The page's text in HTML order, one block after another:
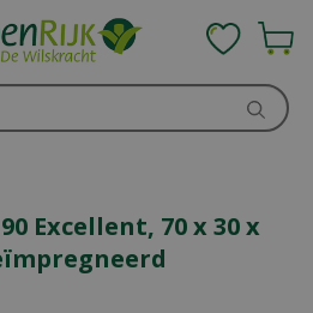
Excellent, 70 x 30 x